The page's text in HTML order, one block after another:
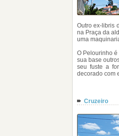
Outro ex-libris
na Praça da
uma
O Pelourinho
sua base
seu fuste a
decorado com
Cruzeiro